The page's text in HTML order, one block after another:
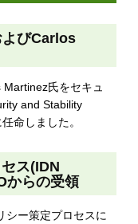
びCarlos
氏をセキュ
and Stability
命しました。
ス(IDN
からの受領
シー策定プロセスに